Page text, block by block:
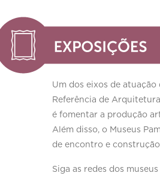
Um dos eixos de atuação
Referência de
é fomentar a produção
Além disso, o Museus
de encontro e
Siga as redes dos